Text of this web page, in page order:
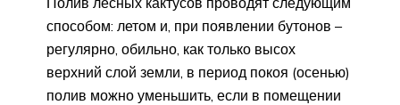
способом: летом и, при появлении бутонов –
регулярно, обильно, как только высох
верхний слой земли, в период покоя (осенью)
полив можно уменьшить, если в помещении